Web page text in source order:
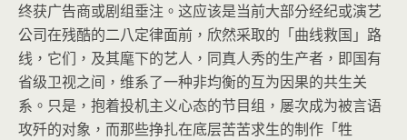
终获广告商或剧组垂注。这应该是当前大部分经纪或演艺
公司在残酷的二八定律面前，欣然采取的「曲线救国」路
线，它们，及其麾下的艺人，同真人秀的生产者，即国有
省级卫视之间，维系了一种非均衡的互为因果的共生关
系。只是，抱着投机主义心态的节目组，屡次成为被言语
攻歼的对象，而那些挣扎在底层苦苦求生的制作「牲